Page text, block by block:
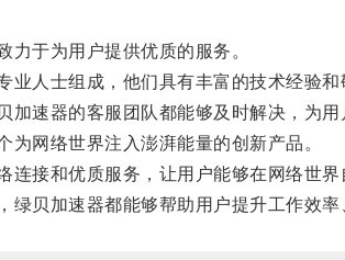
于为用户提供优质的服务。
人士组成，他们具有丰富的技术经验和
速器的客服团队都能够及时解决，为用
网络世界注入澎湃能量的创新产品。
接和优质服务，让用户能够在网络世界
贝加速器都能够帮助用户提升工作效率